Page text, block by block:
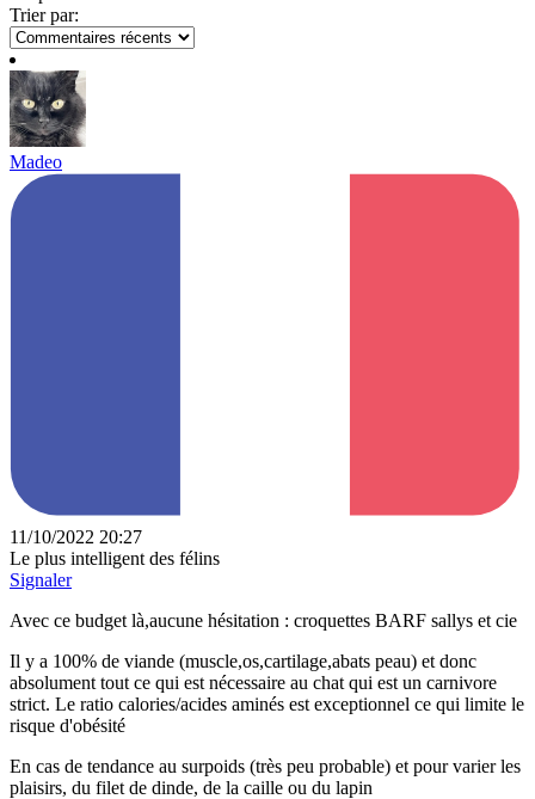
Trier par:
Madeo
11/10/2022 20:27
Le plus intelligent des félins
Signaler
Avec ce budget là,aucune hésitation : croquettes BARF sallys et cie
Il y a 100% de viande (muscle,os,cartilage,abats peau) et donc
absolument tout ce qui est nécessaire au chat qui est un carnivore
strict. Le ratio calories/acides aminés est exceptionnel ce qui limite le
risque d'obésité
En cas de tendance au surpoids (très peu probable) et pour varier les
plaisirs, du filet de dinde, de la caille ou du lapin